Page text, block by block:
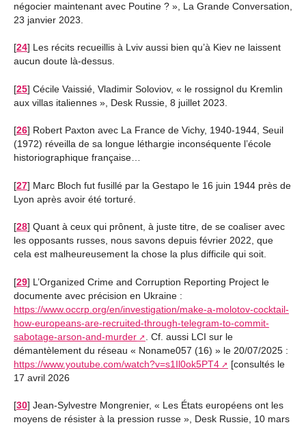
négocier maintenant avec Poutine ? », La Grande Conversation,
23 janvier 2023.
[24] Les récits recueillis à Lviv aussi bien qu’à Kiev ne laissent
aucun doute là-dessus.
[25] Cécile Vaissié, Vladimir Soloviov, « le rossignol du Kremlin
aux villas italiennes », Desk Russie, 8 juillet 2023.
[26] Robert Paxton avec La France de Vichy, 1940-1944, Seuil
(1972) réveilla de sa longue léthargie inconséquente l’école
historiographique française…
[27] Marc Bloch fut fusillé par la Gestapo le 16 juin 1944 près de
Lyon après avoir été torturé.
[28] Quant à ceux qui prônent, à juste titre, de se coaliser avec
les opposants russes, nous savons depuis février 2022, que
cela est malheureusement la chose la plus difficile qui soit.
[29] L’Organized Crime and Corruption Reporting Project le
documente avec précision en Ukraine :
https://www.occrp.org/en/investigation/make-a-molotov-cocktail-
how-europeans-are-recruited-through-telegram-to-commit-
sabotage-arson-and-murder
. Cf. aussi LCI sur le
démantèlement du réseau « Noname057 (16) » le 20/07/2025 :
https://www.youtube.com/watch?v=s1Il0ok5PT4
[consultés le
17 avril 2026
[30] Jean-Sylvestre Mongrenier, « Les États européens ont les
moyens de résister à la pression russe », Desk Russie, 10 mars